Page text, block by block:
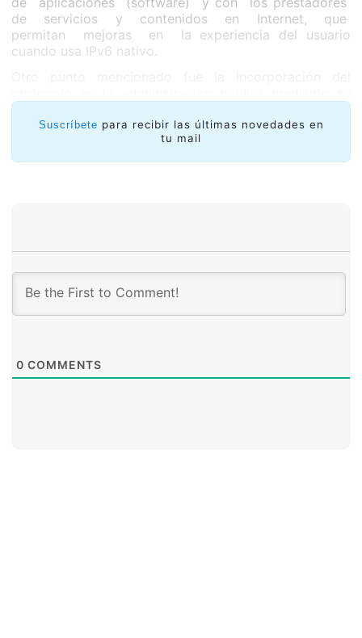
de servicios y contenidos en Internet, que
permitan mejoras en la experiencia del usuario
cuando usa IPv6 nativo.
inclusión en las especificaciones técnicas de la Red
Nacional Multiservicios de Panamá y el fomento de la
exoneración de impuestos para compras relacionadas
a IPv6.
Suscríbete para recibir las últimas novedades en
tu mail
0 COMMENTS